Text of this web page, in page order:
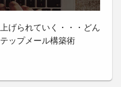
げられていく・・・どん
ップメール構築術